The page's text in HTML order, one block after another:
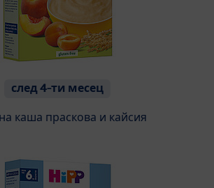
след 4-ти месец
каша праскова и кайсия